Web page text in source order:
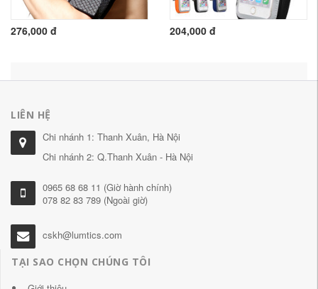
276,000 đ 204,000 đ
LIÊN HỆ
Chi nhánh 1: Thanh Xuân, Hà Nội
Chi nhánh 2: Q.Thanh Xuân - Hà Nội
0965 68 68 11 (Giờ hành chính)
078 82 83 789 (Ngoài giờ)
cskh@lumtics.com
TẠI SAO CHỌN CHÚNG TÔI